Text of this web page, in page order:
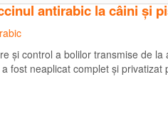
antirabic la câini și
control a bolilor transmise de
fost neaplicat complet și privatizat